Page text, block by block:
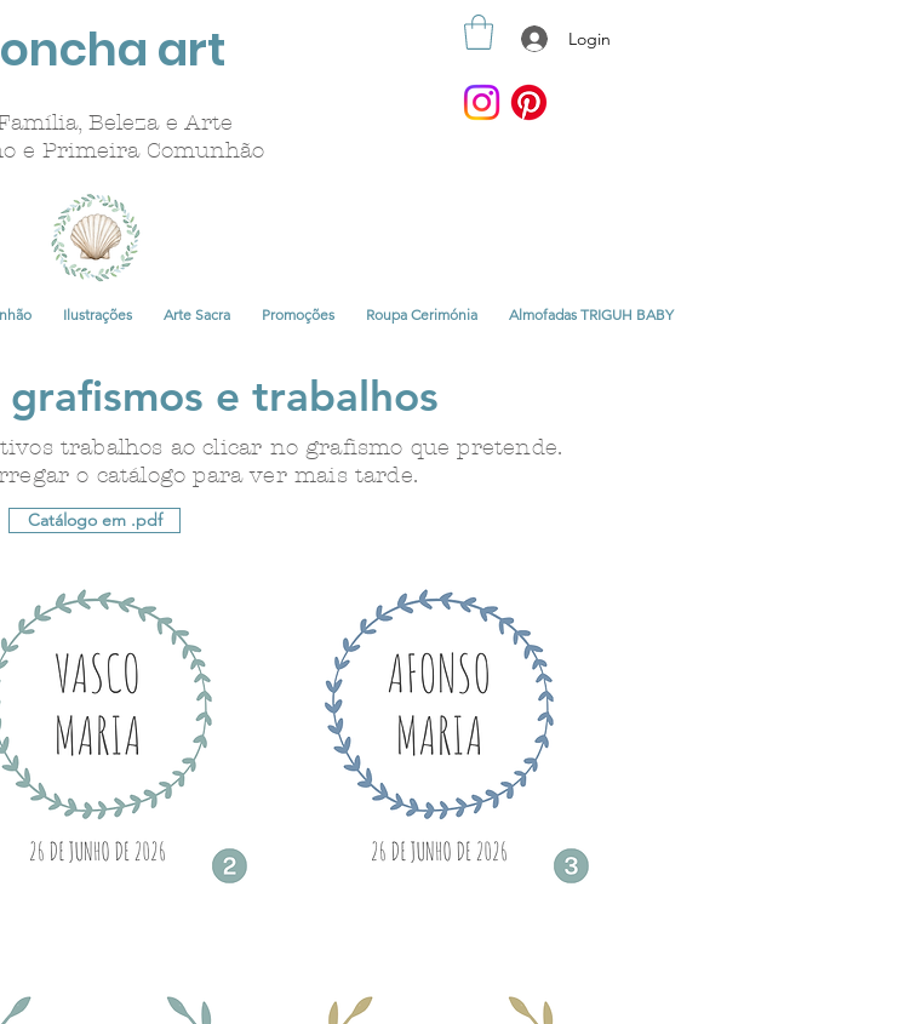
art
Beleza e Arte
e Primeira Comunhão
Login
Ilustrações Arte Sacra Promoções Roupa Cerimónia Almofadas TRIGUH BABY
e trabalhos
trabalhos ao clicar no grafismo que pretende.
o catálogo para ver mais tarde.
Catálogo em .pdf